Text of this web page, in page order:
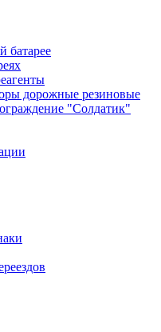
батарее
дорожные резиновые
"Солдатик"